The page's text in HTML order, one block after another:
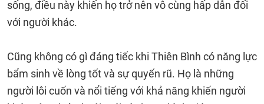
sống, điều này khiến họ trở nên vô cùng hấp dẫn đối
với người khác.
Cũng không có gì đáng tiếc khi Thiên Bình có năng lực
bẩm sinh về lòng tốt và sự quyến rũ. Họ là những
người lôi cuốn và nổi tiếng với khả năng khiến người